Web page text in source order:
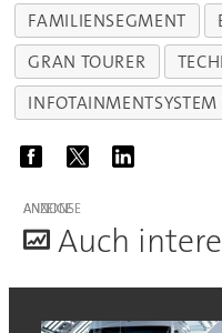
FAMILIENSEGMENT
GRAN TOURER
INFOTAINMENTSYSTEM
ANZEIGE
Auch